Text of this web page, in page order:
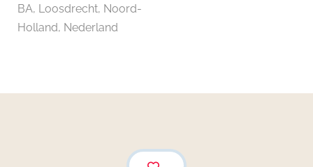
Frans Halslaan 15, 1231
BA, Loosdrecht, Noord-